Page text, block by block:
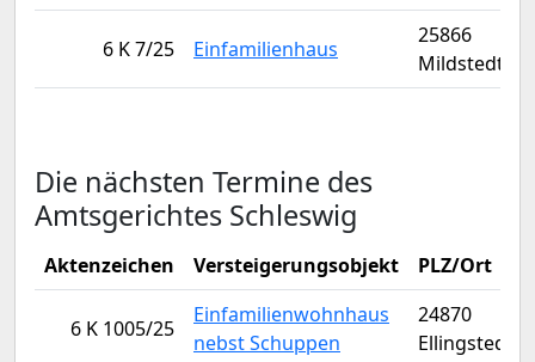
6 K 7/25 Einfamilienhaus
25866
Mildstedt
Die nächsten Termine des
Amtsgerichtes Schleswig
Aktenzeichen Versteigerungsobjekt PLZ/Ort
6 K 1005/25
Einfamilienwohnhaus
nebst Schuppen
24870
Ellingstedt